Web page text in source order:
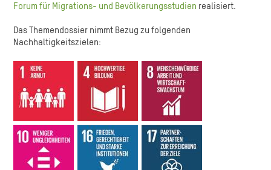
Forum für Migrations- und Bevölkerungsstudien realisiert.
Das Themendossier nimmt Bezug zu folgenden
Nachhaltigkeitszielen: